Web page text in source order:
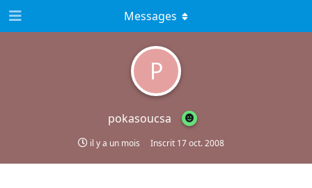
P
pokasoucsa
il y a un mois Inscrit 17 oct. 2008
Messages